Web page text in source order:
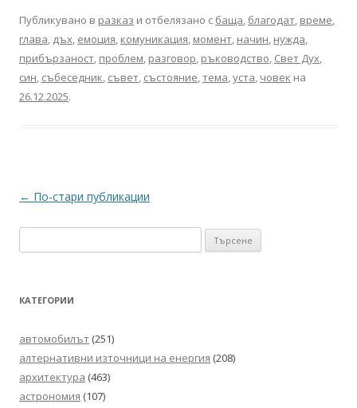
Публикувано в разказ и отбелязано с баща, благодат, време,
глава, дъх, емоция, комуникация, момент, начин, нужда,
прибързаност, проблем, разговор, ръководство, Свет Дух,
син, събеседник, съвет, състояние,тема,уста, човек на
26.12.2025.
Навигация
← По-стари публикации
за:
КАТЕГОРИИ
автомобилът (251)
алтернативни източници на енергия (208)
архитектура (463)
астрономия (107)